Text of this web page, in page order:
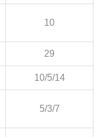
10
29
10/5/14
5/3/7